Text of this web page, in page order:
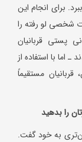
برای انجام این
شخصی لو رفته را
پستی قربانیان
اما با استفاده از
مستقیماً
را بدهید
به خود گفت.